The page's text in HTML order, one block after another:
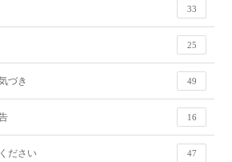
33
25
づき 49
16
ださい 47